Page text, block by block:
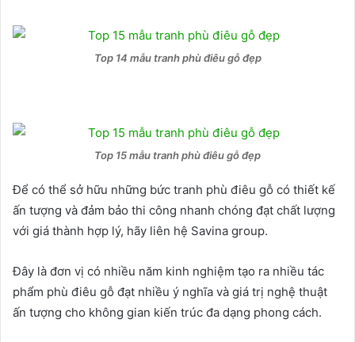
Top 14 mẫu tranh phù điêu gỗ đẹp
Top 15 mẫu tranh phù điêu gỗ đẹp
Để có thể sở hữu những bức tranh phù điêu gỗ có thiết kế
ấn tượng và đảm bảo thi công nhanh chóng đạt chất lượng
với giá thành hợp lý, hãy liên hệ Savina group.
Đây là đơn vị có nhiều năm kinh nghiệm tạo ra nhiều tác
phẩm phù điêu gỗ đạt nhiều ý nghĩa và giá trị nghệ thuật
ấn tượng cho không gian kiến trúc đa dạng phong cách.